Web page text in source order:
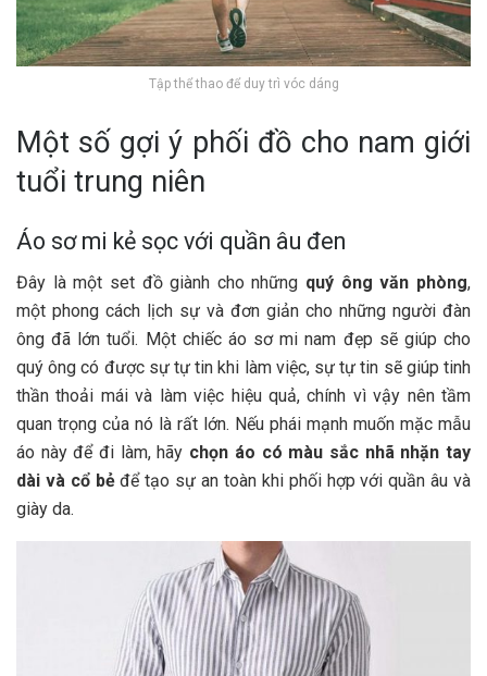
Tập thể thao để duy trì vóc dáng
Một số gợi ý phối đồ cho nam giới
tuổi trung niên
Áo sơ mi kẻ sọc với quần âu đen
Đây là một set đồ giành cho những quý ông văn phòng,
một phong cách lịch sự và đơn giản cho những người đàn
ông đã lớn tuổi. Một chiếc áo sơ mi nam đẹp sẽ giúp cho
quý ông có được sự tự tin khi làm việc, sự tự tin sẽ giúp tinh
thần thoải mái và làm việc hiệu quả, chính vì vậy nên tầm
quan trọng của nó là rất lớn. Nếu phái mạnh muốn mặc mẫu
áo này để đi làm, hãy chọn áo có màu sắc nhã nhặn tay
dài và cổ bẻđể tạo sự an toàn khi phối hợp với quần âu và
giày da.